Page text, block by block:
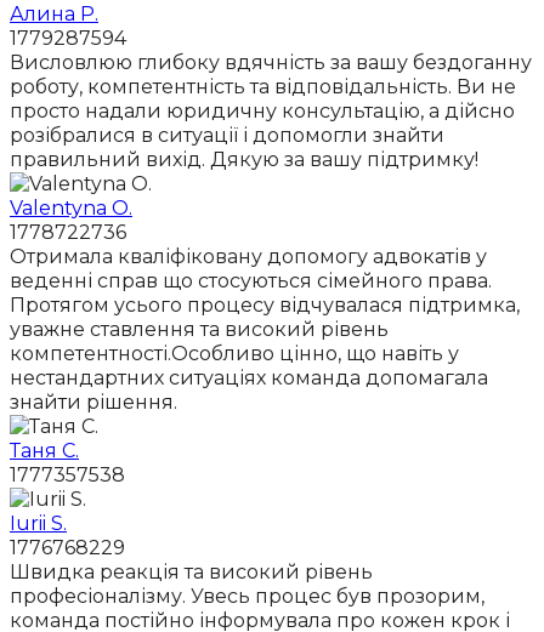
Алина Р.
1779287594
Висловлюю глибоку вдячність за вашу бездоганну
роботу, компетентність та відповідальність. Ви не
просто надали юридичну консультацію, а дійсно
розібралися в ситуації і допомогли знайти
правильний вихід. Дякую за вашу підтримку!
Valentyna O.
1778722736
Отримала кваліфіковану допомогу адвокатів у
веденні справ що стосуються сімейного права.
Протягом усього процесу відчувалася підтримка,
уважне ставлення та високий рівень
компетентності.Особливо цінно, що навіть у
нестандартних ситуаціях команда допомагала
знайти рішення.
Таня С.
1777357538
Iurii S.
1776768229
Швидка реакція та високий рівень
професіоналізму. Увесь процес був прозорим,
команда постійно інформувала про кожен крок і